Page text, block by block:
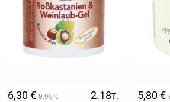
6,30 € 8.95 €
2.18т.
5,80 €